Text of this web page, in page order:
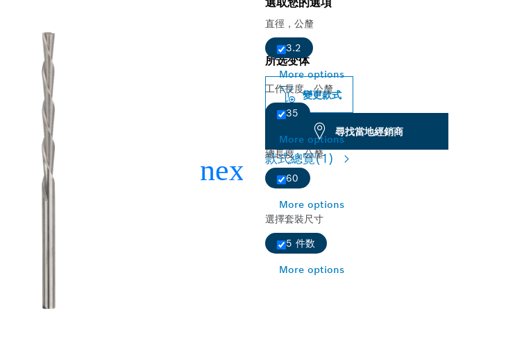
直徑，公釐
3.2
More options
工作長度，公釐
35
More options
總長度，公釐
60
More options
選擇套裝尺寸
5 件数
More options
所选变体
變更款式
尋找當地經銷商
款式總覽(1)